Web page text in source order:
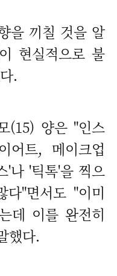
을 끼칠 것을 알
현실적으로 불
.
(15) 양은 "인스
어트, 메이크업
'나 '틱톡'을 찍으
"면서도 "이미
데 이를 완전히
했다.